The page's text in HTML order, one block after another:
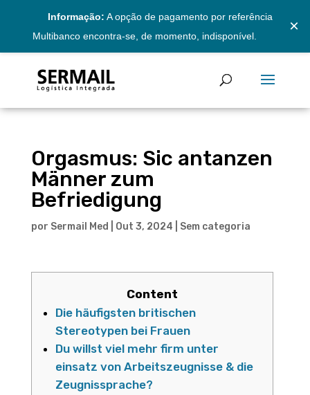
Informação: A opção de pagamento por referência
Multibanco encontra-se, de momento, indisponível.
×
Orgasmus: Sic antanzen
Männer zum
Befriedigung
por Sermail Med Out 3, 2024 Sem categoria
Content
Die häufigsten britischen
Stereotypen bei Frauen
Du willst viel mehr firm unter
einsatz von Arbeitszeugnisse & die
Zeugnissprache?